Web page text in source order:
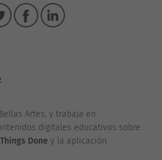
Artes, y trabaja en
digitales educativos sobre
Done y la aplicación